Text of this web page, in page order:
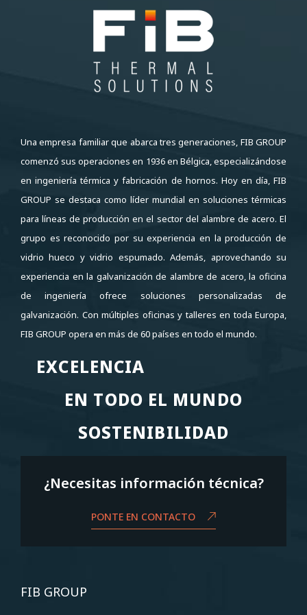
Una empresa familiar que abarca tres generaciones, FIB GROUP
comenzó sus operaciones en 1936 en Bélgica, especializándose
en ingeniería térmica y fabricación de hornos. Hoy en día, FIB
GROUP se destaca como líder mundial en soluciones térmicas
para líneas de producción en el sector del alambre de acero. El
grupo es reconocido por su experiencia en la producción de
vidrio hueco y vidrio espumado. Además, aprovechando su
experiencia en la galvanización de alambre de acero, la oficina
de ingeniería ofrece soluciones personalizadas de
galvanización. Con múltiples oficinas y talleres en toda Europa,
FIB GROUP opera en más de 60 países en todo el mundo.
EXCELENCIA
EXCELENCIA
EN TODO EL MUNDO
EN TODO EL MUNDO
SOSTENIBILIDAD
SOSTENIBILIDAD
¿Necesitas información técnica?
PONTE EN CONTACTO
FIB GROUP